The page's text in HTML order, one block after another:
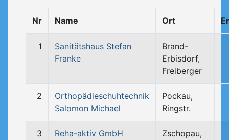
Nr Name Ort
1
Sanitätshaus Stefan
Franke
Brand-
Erbisdorf,
Freiberger
2
Orthopädieschuhtechnik
Salomon Michael
Pockau,
Ringstr.
3 Reha-aktiv GmbH
Zschopau,